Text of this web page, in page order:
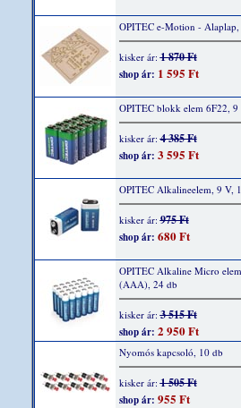
OPITEC e-Motion - Alaplap,
kisker ár:1 870 Ft
shop ár: 1 595 Ft
OPITEC blokk elem 6F22, 9
kisker ár:4 385 Ft
shop ár: 3 595 Ft
OPITEC Alkalineelem, 9 V,
kisker ár:975 Ft
shop ár: 680 Ft
OPITEC Alkaline Micro
(AAA), 24 db
kisker ár:3 515 Ft
shop ár: 2 950 Ft
Nyomós kapcsoló, 10 db
kisker ár:1 505 Ft
shop ár: 955 Ft